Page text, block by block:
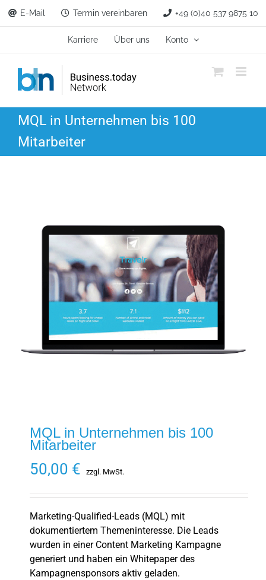
Zum
Inhalt
E-Mail Termin vereinbaren +49 (0)40 537 9875 10
Karriere Über uns Konto
MQL in Unternehmen bis 100
Mitarbeiter
MQL in Unternehmen bis 100
Mitarbeiter
50,00 € zzgl. MwSt.
Marketing-Qualified-Leads (MQL) mit
dokumentiertem Themeninteresse. Die Leads
wurden in einer Content Marketing Kampagne
generiert und haben ein Whitepaper des
Kampagnensponsors aktiv geladen.